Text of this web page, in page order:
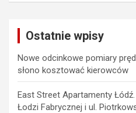
Ostatnie wpisy
Nowe odcinkowe pomiary
słono kosztować kierowców
East Street Apartamenty
Łodzi Fabrycznej i ul.